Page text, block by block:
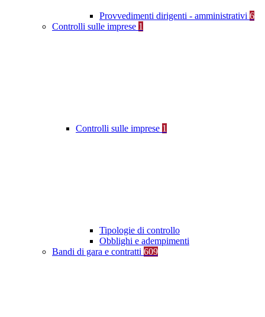
Provvedimenti dirigenti - amministrativi 6
Controlli sulle imprese 1
Controlli sulle imprese 1
Tipologie di controllo
Obblighi e adempimenti
Bandi di gara e contratti 609